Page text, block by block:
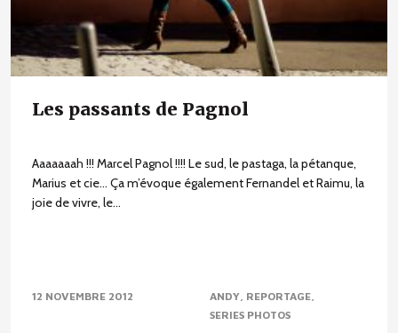
Les passants de Pagnol
Aaaaaaah !!! Marcel Pagnol !!!! Le sud, le pastaga, la pétanque,
Marius et cie… Ça m’évoque également Fernandel et Raimu, la
joie de vivre, le...
12 NOVEMBRE 2012 ANDY REPORTAGE
SERIES PHOTOS